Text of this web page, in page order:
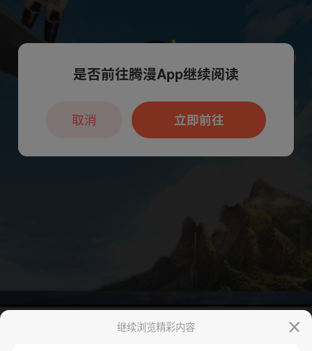
继续浏览精彩内容
本章节仅支持App阅读，可打开App新用
户7天免费看
是否前往腾漫App继续阅读
立即前往
取消